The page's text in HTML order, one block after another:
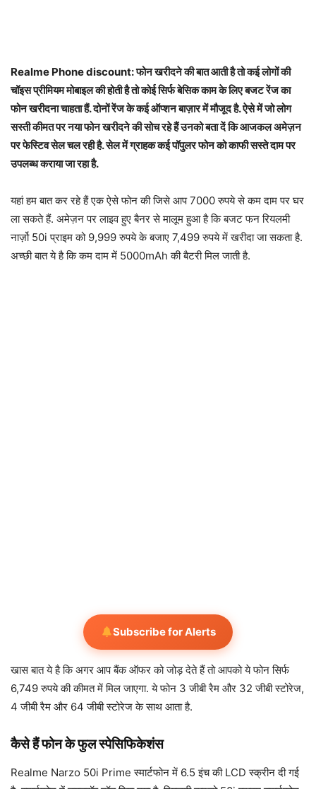
Realme Phone discount: फोन खरीदने की बात आती है तो कई लोगों की
चॉइस प्रीमियम मोबाइल की होती है तो कोई सिर्फ बेसिक काम के लिए बजट रेंज का
फोन खरीदना चाहता हैं. दोनों रेंज के कई ऑप्शन बाज़ार में मौजूद है. ऐसे में जो लोग
सस्ती कीमत पर नया फोन खरीदने की सोच रहे हैं उनको बता दें कि आजकल अमेज़न
पर फेस्टिव सेल चल रही है. सेल में ग्राहक कई पॉपुलर फोन को काफी सस्ते दाम पर
उपलब्ध कराया जा रहा है.
यहां हम बात कर रहे हैं एक ऐसे फोन की जिसे आप 7000 रुपये से कम दाम पर घर
ला सकते हैं. अमेज़न पर लाइव हुए बैनर से मालूम हुआ है कि बजट फन रियलमी
नार्ज़ो 50i प्राइम को 9,999 रुपये के बजाए 7,499 रुपये में खरीदा जा सकता है.
अच्छी बात ये है कि कम दाम में 5000mAh की बैटरी मिल जाती है.
Subscribe for Alerts
खास बात ये है कि अगर आप बैंक ऑफर को जोड़ देते हैं तो आपको ये फोन सिर्फ
6,749 रुपये की कीमत में मिल जाएगा. ये फोन 3 जीबी रैम और 32 जीबी स्टोरेज,
4 जीबी रैम और 64 जीबी स्टोरेज के साथ आता है.
कैसे हैं फोन के फुल स्पेसिफिकेशंस
Realme Narzo 50i Prime स्मार्टफोन में 6.5 इंच की LCD स्क्रीन दी गई